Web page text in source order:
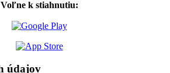
Voľne k stiahnutiu:
údajov